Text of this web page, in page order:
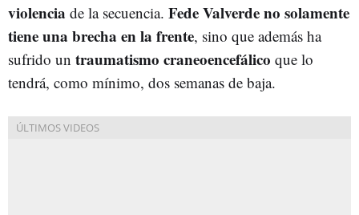
violencia de la secuencia. Fede Valverde no solamente
tiene una brecha en la frente, sino que además ha
sufrido un traumatismo craneoencefálico que lo
tendrá, como mínimo, dos semanas de baja.